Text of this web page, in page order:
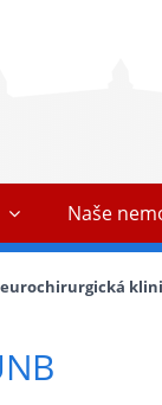
Naše